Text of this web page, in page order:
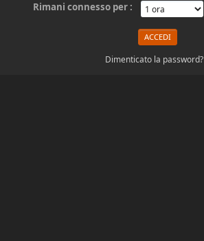
Rimani connesso per :
Dimenticato la password?